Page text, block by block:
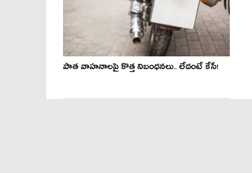
పాత వాహనాలపై కొత్త నిబంధనలు.. లేదంటే కేసే!